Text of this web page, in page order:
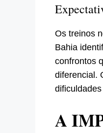
Os treinos
Bahia
confrontos
diferencial.
A